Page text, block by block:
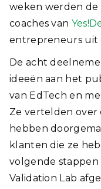
weken werden
coaches van
entrepreneurs uit
De acht
ideeën aan het
van EdTech en
Ze vertelden over
hebben
klanten die ze
volgende
Validation Lab